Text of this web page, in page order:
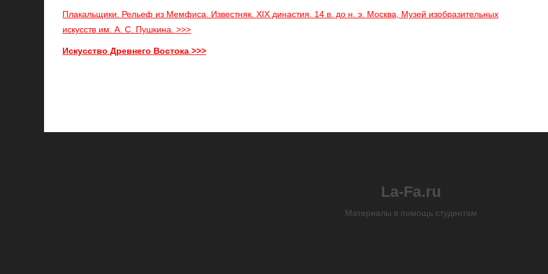
Плакальщики. Рельеф из Мемфиса. Известняк. XIX династия. 14 в. до н. э. Москва, Музей изобразительных
искусств им. А. С. Пушкина. >>>
Искусство Древнего Востока >>>
La-Fa.ru
Материалы в помощь студентам